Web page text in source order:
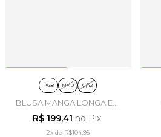
P/38 M/40 G/42
BLUSA MANGA LONGA EM
TULE MARROM - ARTSY
R$ 199,41 no Pix
2xde R$104,95